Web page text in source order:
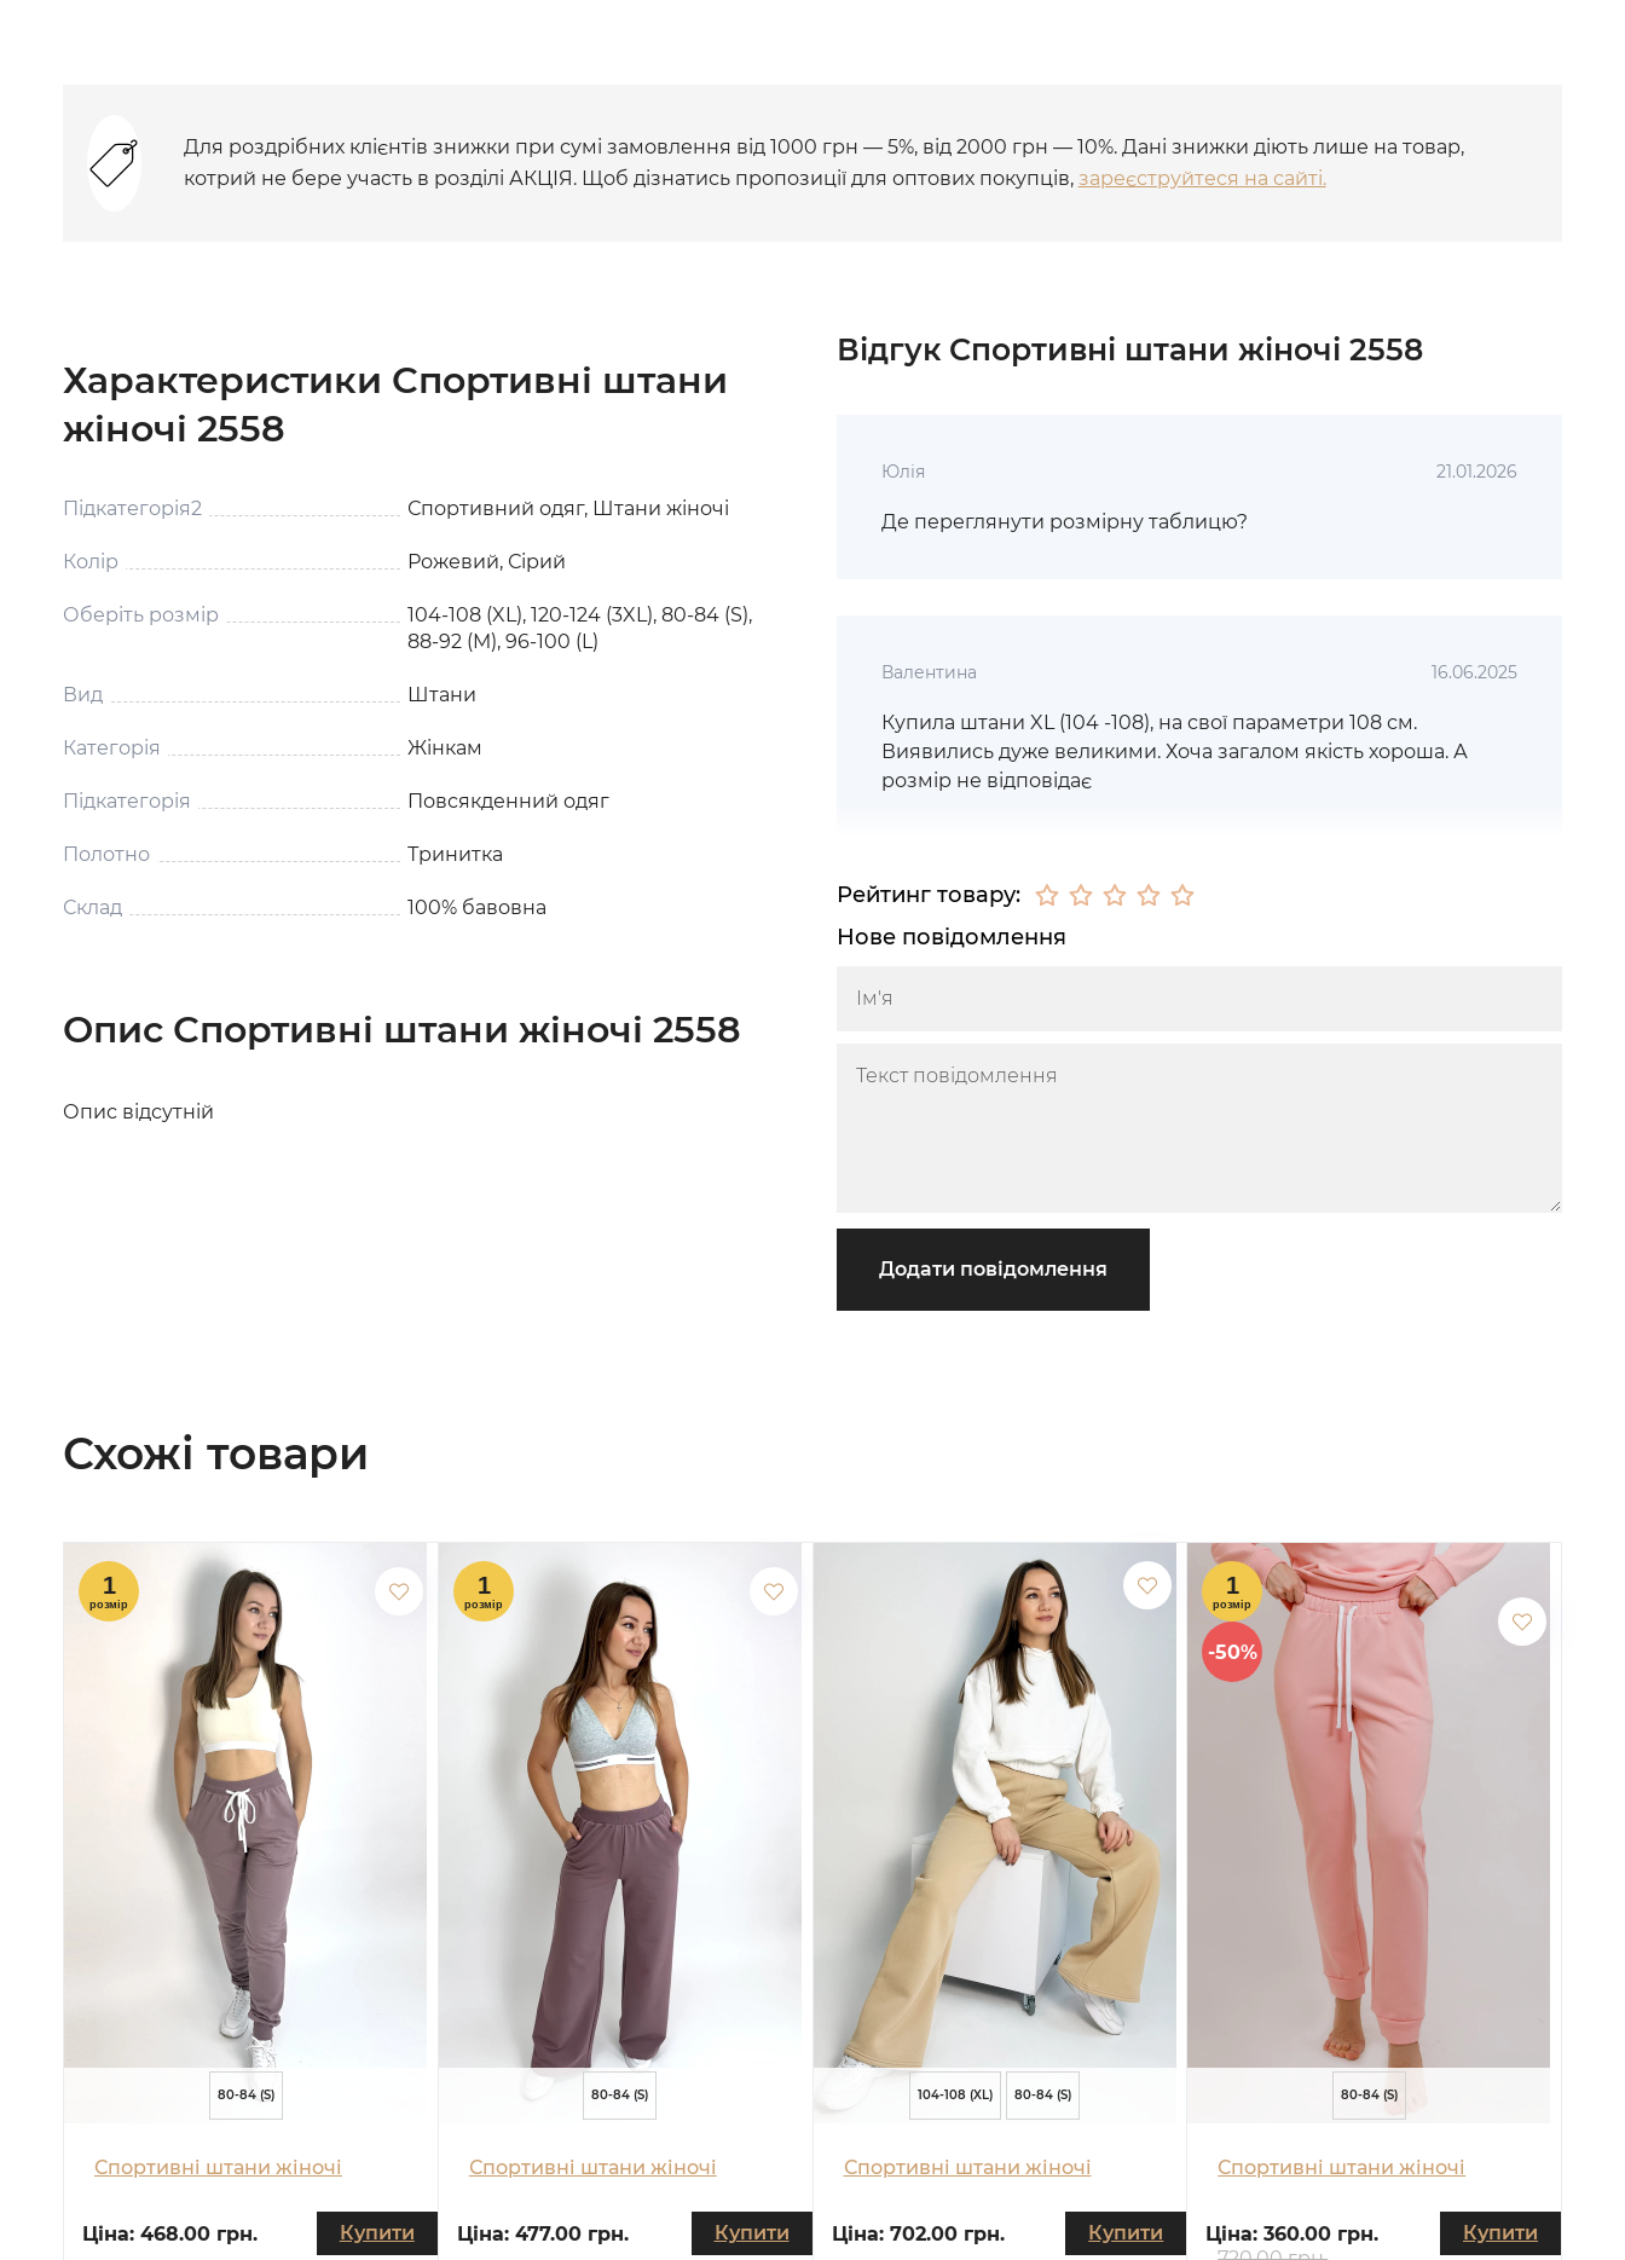
Для роздрібних клієнтів знижки при сумі замовлення від 1000 грн — 5%, від 2000 грн — 10%. Дані знижки діють лише на товар,
котрий не бере участь в розділі АКЦІЯ. Щоб дізнатись пропозиції для оптових покупців, зареєструйтеся на сайті.
Характеристики Спортивні штани
жіночі 2558
Підкатегорія2 Спортивний одяг, Штани жіночі
Колір Рожевий, Сірий
Оберіть розмір
104-108 (XL), 120-124 (3XL), 80-84 (S),
88-92 (M), 96-100 (L)
Вид Штани
Категорія Жінкам
Підкатегорія Повсякденний одяг
Полотно Тринитка
Склад 100% бавовна
Опис Спортивні штани жіночі 2558
Опис відсутній
Відгук Спортивні штани жіночі 2558
Юлія 21.01.2026
Де переглянути розмірну таблицю?
Валентина 16.06.2025
Купила штани XL (104 -108), на свої параметри 108 см.
Виявились дуже великими. Хоча загалом якість хороша. А
розмір не відповідає
Рейтинг товару:
Нове повідомлення
Додати повідомлення
Схожі товари
80-84 (S)
Спортивні штани жіночі
Ціна: 468.00 грн. Купити
80-84 (S)
Спортивні штани жіночі
Ціна: 477.00 грн. Купити
104-108 (XL) 80-84 (S)
Спортивні штани жіночі
Ціна: 702.00 грн. Купити
-50%
80-84 (S)
Спортивні штани жіночі
Ціна:360.00 грн.
Купити